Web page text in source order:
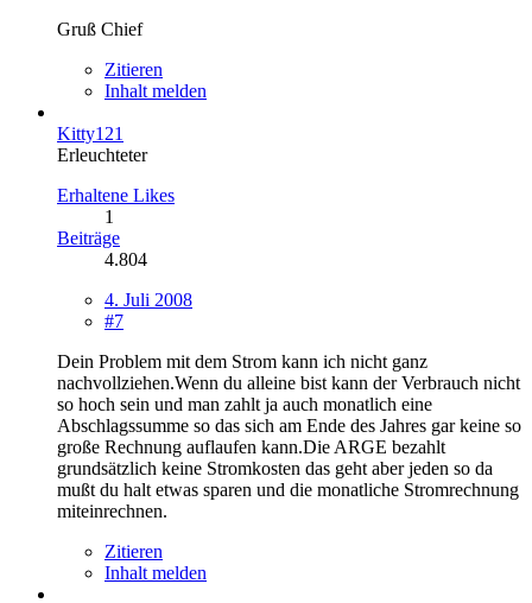
Gruß Chief
Zitieren
Inhalt melden
Kitty121
Erleuchteter
Erhaltene Likes
1
Beiträge
4.804
4. Juli 2008
#7
Dein Problem mit dem Strom kann ich nicht ganz
nachvollziehen.Wenn du alleine bist kann der Verbrauch nicht
so hoch sein und man zahlt ja auch monatlich eine
Abschlagssumme so das sich am Ende des Jahres gar keine so
große Rechnung auflaufen kann.Die ARGE bezahlt
grundsätzlich keine Stromkosten das geht aber jeden so da
mußt du halt etwas sparen und die monatliche Stromrechnung
miteinrechnen.
Zitieren
Inhalt melden